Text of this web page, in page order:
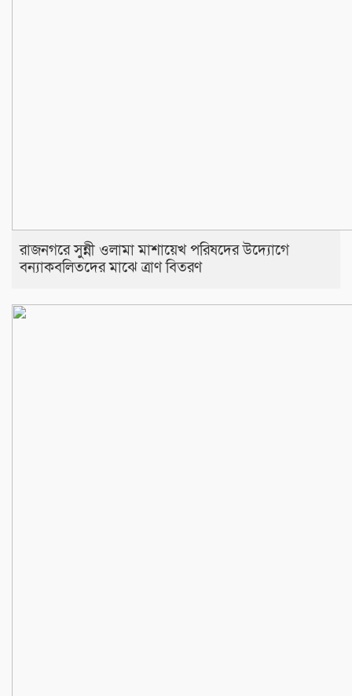
রাজনগরে সুন্নী ওলামা মাশায়েখ পরিষদের উদ্যোগে
বন্যাকবলিতদের মাঝে ত্রাণ বিতরণ